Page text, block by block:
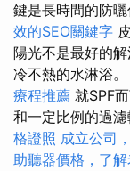
鍵是長時間的防
效的SEO關鍵字
陽光不是最好的
冷不熱的水淋浴。
療程推薦 就SPF
和一定比例的過濾
格證照 成立公司
助聽器價格，了